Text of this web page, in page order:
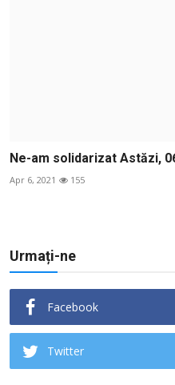
Ne-am solidarizat Astăzi,
Apr 6, 2021 155
Urmați-ne
Facebook
Twitter